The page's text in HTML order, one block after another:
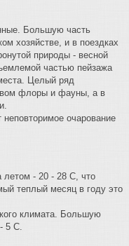
Большую часть
хозяйстве, и в поездках
природы - весной
частью пейзажа
Целый ряд
флоры и фауны, а в
очарование
летом - 20 - 28 С, что
теплый месяц в году это
климата. Большую
5 С.